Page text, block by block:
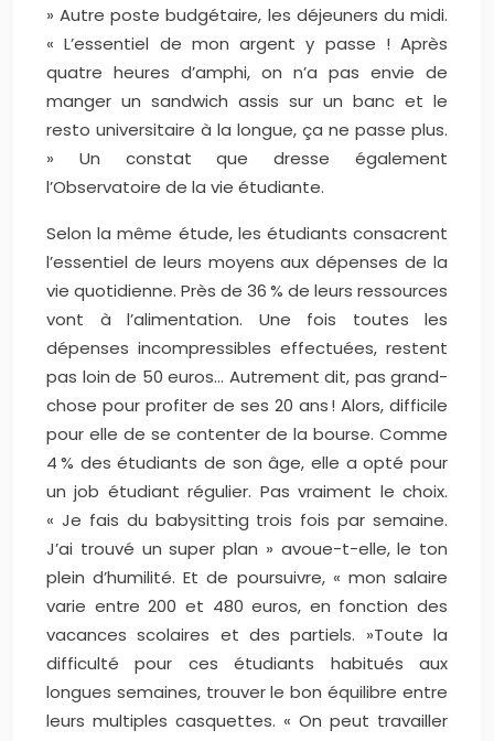
» Autre poste budgétaire, les déjeuners du midi.
« L’essentiel de mon argent y passe ! Après
quatre heures d’amphi, on n’a pas envie de
manger un sandwich assis sur un banc et le
resto universitaire à la longue, ça ne passe plus.
» Un constat que dresse également
l’Observatoire de la vie étudiante.
Selon la même étude, les étudiants consacrent
l’essentiel de leurs moyens aux dépenses de la
vie quotidienne. Près de 36 % de leurs ressources
vont à l’alimentation. Une fois toutes les
dépenses incompressibles effectuées, restent
pas loin de 50 euros… Autrement dit, pas grand-
chose pour profiter de ses 20 ans ! Alors, difficile
pour elle de se contenter de la bourse. Comme
4 % des étudiants de son âge, elle a opté pour
un job étudiant régulier. Pas vraiment le choix.
« Je fais du babysitting trois fois par semaine.
J’ai trouvé un super plan » avoue-t-elle, le ton
plein d’humilité. Et de poursuivre, « mon salaire
varie entre 200 et 480 euros, en fonction des
vacances scolaires et des partiels. »Toute la
difficulté pour ces étudiants habitués aux
longues semaines, trouver le bon équilibre entre
leurs multiples casquettes. « On peut travailler